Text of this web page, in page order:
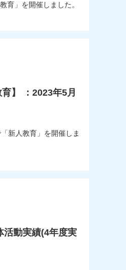
育」を開催しました。
】 ：2023年5月
新人教育」を開催しま
活動実績(4年度実